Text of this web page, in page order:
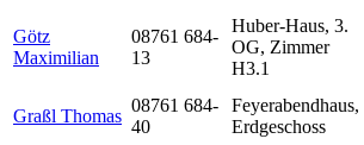
Götz
Maximilian
08761 684-
13
Huber-Haus, 3.
OG, Zimmer
H3.1
Graßl Thomas
08761 684-
40
Feyerabendhaus,
Erdgeschoss